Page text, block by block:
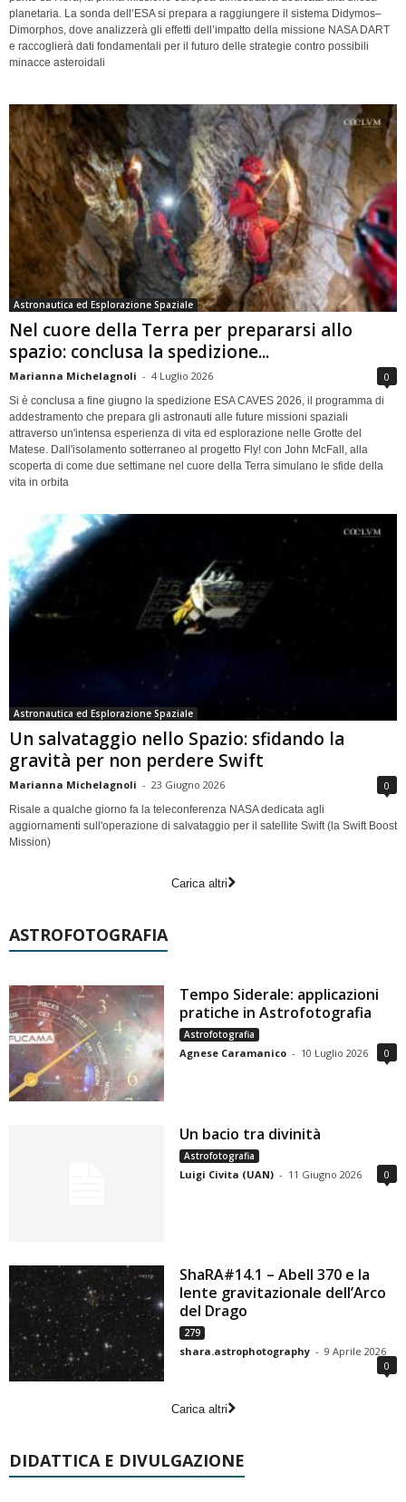
planetaria. La sonda dell’ESA si prepara a raggiungere il sistema Didymos–
Dimorphos, dove analizzerà gli effetti dell’impatto della missione NASA DART
e raccoglierà dati fondamentali per il futuro delle strategie contro possibili
minacce asteroidali
Astronautica ed Esplorazione Spaziale
Nel cuore della Terra per prepararsi allo
spazio: conclusa la spedizione...
Marianna Michelagnoli - 4 Luglio 2026 0
Si è conclusa a fine giugno la spedizione ESA CAVES 2026, il programma di
addestramento che prepara gli astronauti alle future missioni spaziali
attraverso un'intensa esperienza di vita ed esplorazione nelle Grotte del
Matese. Dall'isolamento sotterraneo al progetto Fly! con John McFall, alla
scoperta di come due settimane nel cuore della Terra simulano le sfide della
vita in orbita
Astronautica ed Esplorazione Spaziale
Un salvataggio nello Spazio: sfidando la
gravità per non perdere Swift
Marianna Michelagnoli - 23 Giugno 2026 0
Risale a qualche giorno fa la teleconferenza NASA dedicata agli
aggiornamenti sull'operazione di salvataggio per il satellite Swift (la Swift Boost
Mission)
Carica altri
ASTROFOTOGRAFIA
Tempo Siderale: applicazioni
pratiche in Astrofotografia
Astrofotografia
Agnese Caramanico - 10 Luglio 2026 0
Un bacio tra divinità
Astrofotografia
Luigi Civita (UAN) - 11 Giugno 2026 0
ShaRA#14.1 – Abell 370 e la
lente gravitazionale dell’Arco
del Drago
279
shara.astrophotography - 9 Aprile 2026
0
Carica altri
DIDATTICA E DIVULGAZIONE